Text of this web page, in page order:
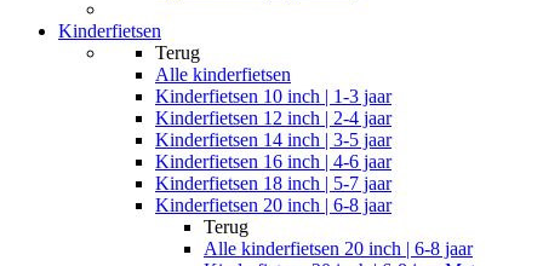
Kinderfietsen
Terug
Alle kinderfietsen
Kinderfietsen 10 inch | 1-3 jaar
Kinderfietsen 12 inch | 2-4 jaar
Kinderfietsen 14 inch | 3-5 jaar
Kinderfietsen 16 inch | 4-6 jaar
Kinderfietsen 18 inch | 5-7 jaar
Kinderfietsen 20 inch | 6-8 jaar
Terug
Alle kinderfietsen 20 inch | 6-8 jaar